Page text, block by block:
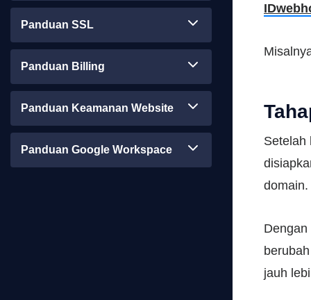
Panduan SSL
Panduan Billing
Panduan Keamanan Website
Panduan Google Workspace
Setelah
domain.
jauh